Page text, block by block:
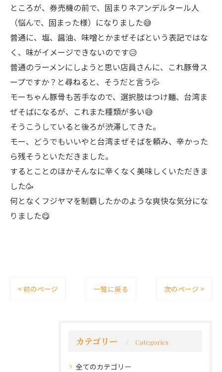
ところが、券売機の前で、固まりネアンデルタール人
（悩んで、固まった様）になりました😅
普通に、塩、醤油、味噌とかまぜそばという表記ではな
く、味がイメージできないのです😥
普通のラーメンにしようと思い店員さんに、これ豚骨ス
ープですか？と尋ねると、そうだと言う💦
モーちゃん豚骨も苦手なので、選択肢はつけ麺、台湾ま
ぜそばになるが、これまた種類が多い😅
そうこうしていると後ろが渋滞してきた。
モー、どうでもいいやと台湾まぜそばを頼み、辛かった
ら残そうといただきました。
するとことのほかそんなに辛くなく美味しくいただきま
した🥳
何となくフジヤマを制覇したかのような爽快な気分にな
りました😋
< 前のページ 一覧に戻る 次のページ >
カテゴリー Categories
全てのカテゴリー